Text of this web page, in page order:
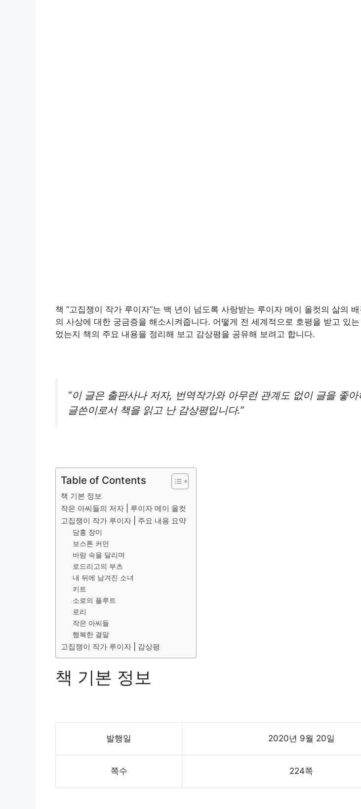
책 “고집쟁이 작가 루이자”는 백 년이 넘도록 사랑받는 루이자 메이 올컷의 삶의
의 사상에 대한 궁금증을 해소시켜줍니다. 어떻게 전 세계적으로 호평을 받고 있
었는지 책의 주요 내용을 정리해 보고 감상평을 공유해 보려고 합니다.
“이 글은 출판사나 저자, 번역작가와 아무런 관계도 없이 글을 좋
글쓴이로서 책을 읽고 난 감상평입니다.”
Table of Contents
책 기본 정보
작은 아씨들의 저자 | 루이자 메이 올컷
고집쟁이 작가 루이자 | 주요 내용 요약
담홍 장미
보스톤 커먼
바람 속을 달리며
로드리고의 부츠
내 뒤에 남겨진 소녀
키트
소로의 플루트
로리
작은 아씨들
행복한 결말
고집쟁이 작가 루이자 | 감상평
책 기본 정보
발행일 2020년 9월 20일
쪽수 224쪽